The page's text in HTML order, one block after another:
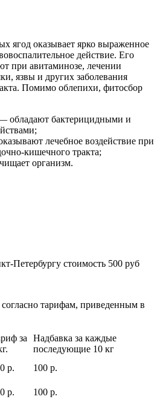
ягод оказывает ярко выраженное
действие. Его
при авитаминозе, лечении
язвы и других заболевания
Помимо облепихи, фитосбор
обладают бактерицидными и
лечебное воздействие при
кишечного тракта;
организм.
Петербургу стоимость 500 руб
согласно тарифам, приведенным в
за
Надбавка за каждые
последующие 10 кг
р.
100 р.
р.
100 р.